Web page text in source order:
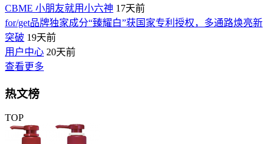
CBME 小朋友就用小六神 17天前
for/get品牌独家成分“臻耀白”获国家专利授权，多通路焕亮新
突破 19天前
用户中心 20天前
查看更多
热文榜
TOP